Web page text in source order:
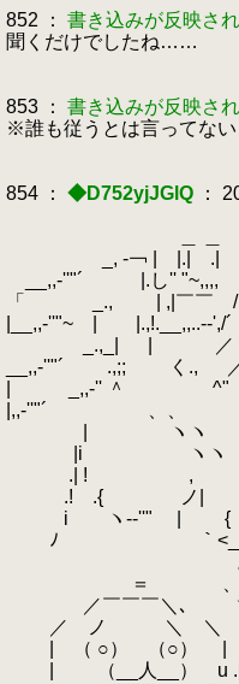
852 ： 書き込みが反映さ
聞くだけでしたね……
853 ： 書き込みが反映さ
※誰も従うとは言ってない
854 ： ◆D752yjJGlQ ：
_, -￢ | |.| .|
__,,-''"´ |.し'' "~,,,,
「 _.,
| ,|￣￣
|__,,-''"~ | |.,!.__,,..--
_.,_| | ／ ／
__,,-''"´ .,;; く.,
| _,,-'' ＾ ^" ／ノ
|,,-''"´ 、、 | ⌒
ヽヽ ＼
|i ヽ
.| !
.! .{
i ヽ
ﾉ ｀
。 /
＝ 、
／￣￣￣＼
／ ノ ＼ ＼ , ､
| （ ○） （○） |
| （__人__） u .||